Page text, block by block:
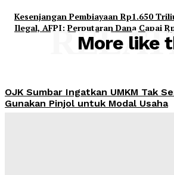
Kesenjangan Pembiayaan Rp1.650
Ilegal, AFPI: Perputaran Dana Capai
More like
OJK Sumbar Ingatkan UMKM Tak
Gunakan Pinjol untuk Modal Usaha